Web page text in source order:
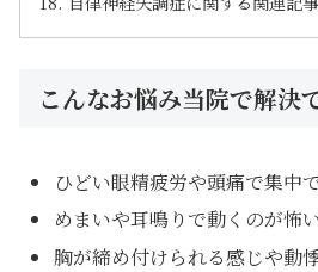
こんなお悩み当院で解決
ひどい眼精疲労や頭痛で集中
めまいや耳鳴りで動くのが怖
胸が締め付けられる感じや動